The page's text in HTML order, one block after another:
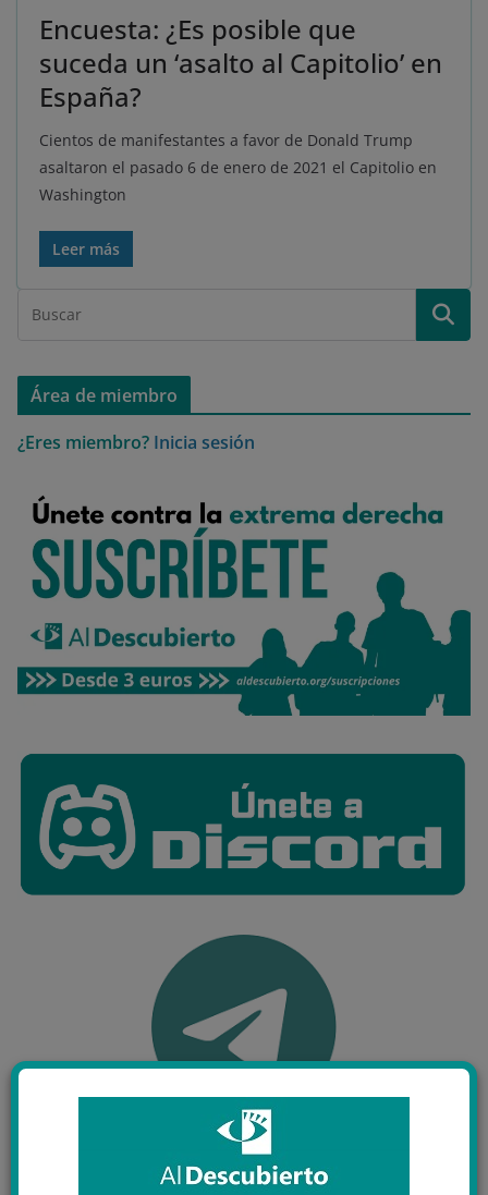
Encuesta: ¿Es posible que
suceda un ‘asalto al Capitolio’ en
España?
Cientos de manifestantes a favor de Donald Trump
asaltaron el pasado 6 de enero de 2021 el Capitolio en
Washington
Leer más
Área de miembro
¿Eres miembro? Inicia sesión